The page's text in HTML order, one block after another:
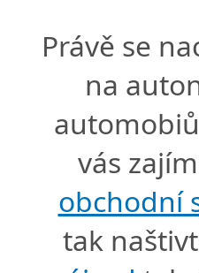
Právě se
na
vás
obchodní
tak